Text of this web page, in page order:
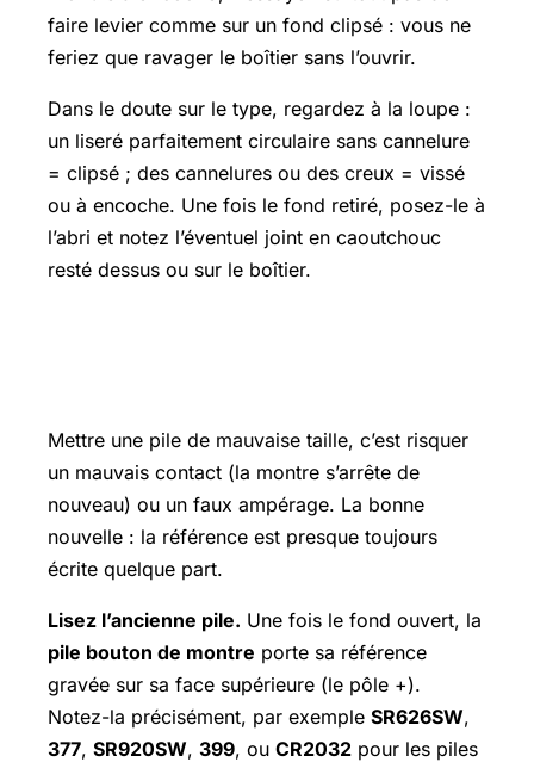
faire levier comme sur un fond clipsé : vous ne
feriez que ravager le boîtier sans l’ouvrir.
Dans le doute sur le type, regardez à la loupe :
un liseré parfaitement circulaire sans cannelure
= clipsé ; des cannelures ou des creux = vissé
ou à encoche. Une fois le fond retiré, posez-le à
l’abri et notez l’éventuel joint en caoutchouc
resté dessus ou sur le boîtier.
Mettre une pile de mauvaise taille, c’est risquer
un mauvais contact (la montre s’arrête de
nouveau) ou un faux ampérage. La bonne
nouvelle : la référence est presque toujours
écrite quelque part.
Lisez l’ancienne pile. Une fois le fond ouvert, la
pile bouton de montre porte sa référence
gravée sur sa face supérieure (le pôle +).
Notez-la précisément, par exemple SR626SW,
377, SR920SW, 399, ou CR2032 pour les piles